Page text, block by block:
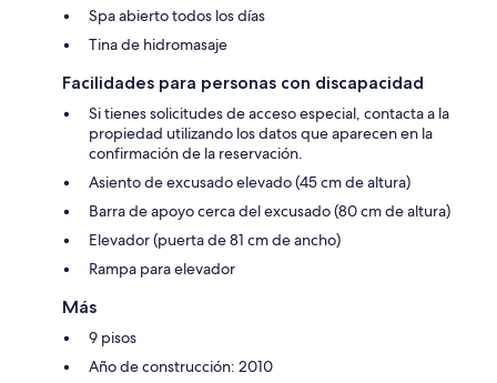
Spa abierto todos los días
Tina de hidromasaje
Facilidades para personas con discapacidad
Si tienes solicitudes de acceso especial, contacta a la
propiedad utilizando los datos que aparecen en la
confirmación de la reservación.
Asiento de excusado elevado (45 cm de altura)
Barra de apoyo cerca del excusado (80 cm de altura)
Elevador (puerta de 81 cm de ancho)
Rampa para elevador
Más
9 pisos
Año de construcción: 2010